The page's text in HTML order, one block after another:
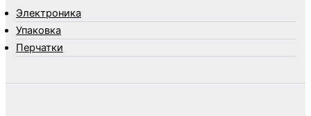
Элементы питания
Электроника
Упаковка
Перчатки